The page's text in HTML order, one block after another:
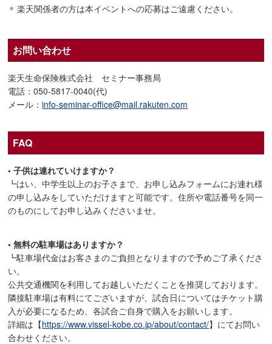
楽天関係者の方は本イベントへの応募はご遠慮ください。
お問い合わせ
楽天生命保険株式会社 セミナー事務局
電話：050-5817-0040(代)
メール：info-seminar-office@mail.rakuten.com
FAQ
• 子供は連れていけますか？
┗はい、中学生以上のお子さまで、お申し込みフォームにお連れ様
の申し込みをしていただけますと可能です。住所や電話番号を同一
のものにしてお申し込みくださいませ。
• 無料の駐車場はありますか？
┗駐車場代金はお客さまのご負担となりますので予めご了承くださ
い。
公共交通機関を利用してお越しいただくことを推奨しております。
隣接駐車場は有料にてございますが、試合日についてはチケット購
入が必要になるため、各試合ご自身で購入をお願いします。
詳細は【https://www.vissel-kobe.co.jp/about/contact/】にてお問い
合わせください。